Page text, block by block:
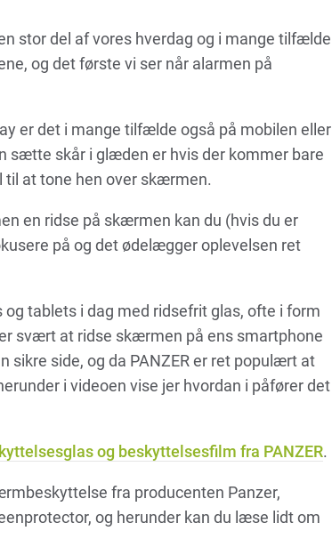
stor del af vores hverdag og i mange tilfælde
og det første vi ser når alarmen på
er det i mange tilfælde også på mobilen eller
sætte skår i glæden er hvis der kommer bare
til at tone hen over skærmen.
en ridse på skærmen kan du (hvis du er
på og det ødelægger oplevelsen ret
tablets i dag med ridsefrit glas, ofte i form
svært at ridse skærmen på ens smartphone
sikre side, og da PANZER er ret populært at
i videoen vise jer hvordan i påfører det
og beskyttelsesfilm fra PANZER.
fra producenten Panzer,
og herunder kan du læse lidt om